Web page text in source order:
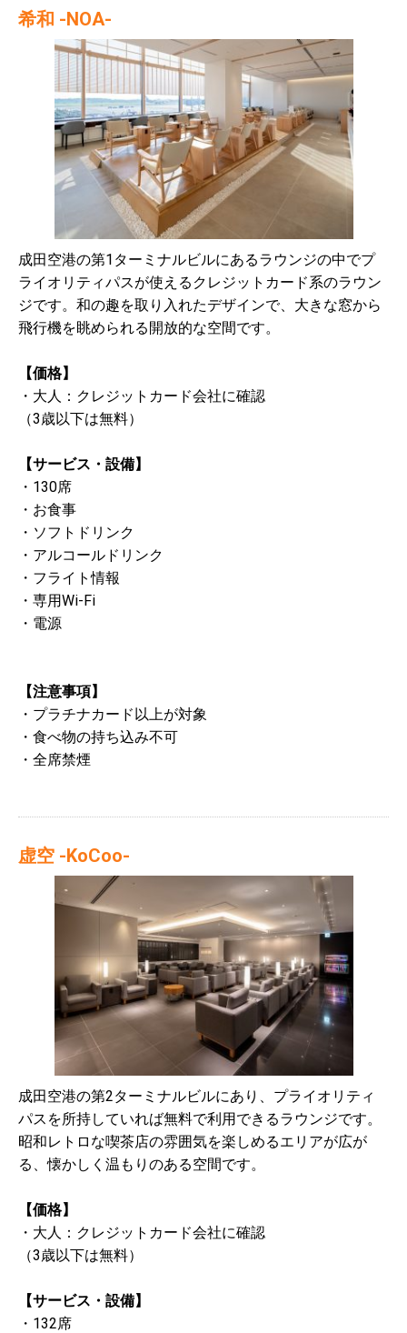
希和 -NOA-
成田空港の第1ターミナルビルにあるラウンジの中でプ
ライオリティパスが使えるクレジットカード系のラウン
ジです。和の趣を取り入れたデザインで、大きな窓から
飛行機を眺められる開放的な空間です。
【価格】
・大人：クレジットカード会社に確認
（3歳以下は無料）
【サービス・設備】
・130席
・お食事
・ソフトドリンク
・アルコールドリンク
・フライト情報
・専用Wi-Fi
・電源
【注意事項】
・プラチナカード以上が対象
・食べ物の持ち込み不可
・全席禁煙
虚空 -KoCoo-
成田空港の第2ターミナルビルにあり、プライオリティ
パスを所持していれば無料で利用できるラウンジです。
昭和レトロな喫茶店の雰囲気を楽しめるエリアが広が
る、懐かしく温もりのある空間です。
【価格】
・大人：クレジットカード会社に確認
（3歳以下は無料）
【サービス・設備】
・132席